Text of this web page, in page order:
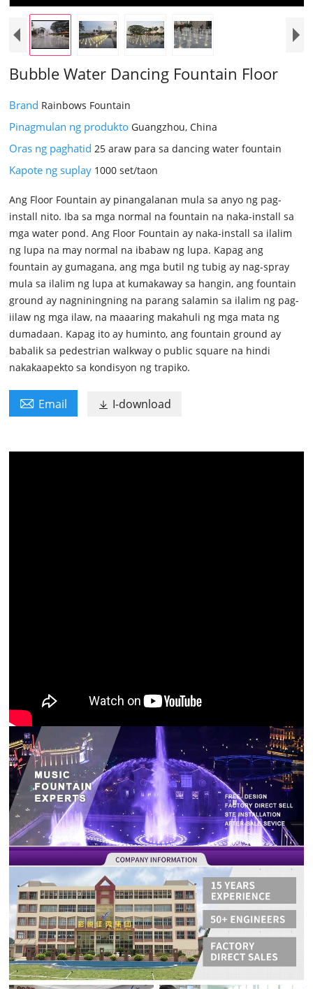
Bubble Water Dancing Fountain Floor
Brand Rainbows Fountain
Pinagmulan ng produktoGuangzhou, China
Oras ng paghatid 25 araw para sa dancing water fountain
Kapote ng suplay 1000 set/taon
Ang Floor Fountain ay pinangalanan mula sa anyo ng pag-
install nito. Iba sa mga normal na fountain na naka-install sa
mga water pond. Ang Floor Fountain ay naka-install sa ilalim
ng lupa na may normal na ibabaw ng lupa. Kapag ang
fountain ay gumagana, ang mga butil ng tubig ay nag-spray
mula sa ilalim ng lupa at kumakaway sa hangin, ang fountain
ground ay nagniningning na parang salamin sa ilalim ng pag-
iilaw ng mga ilaw, na maaaring makahuli ng mga mata ng
dumadaan. Kapag ito ay huminto, ang fountain ground ay
babalik sa pedestrian walkway o public square na hindi
nakakaapekto sa kondisyon ng trapiko.
 Email  I-download